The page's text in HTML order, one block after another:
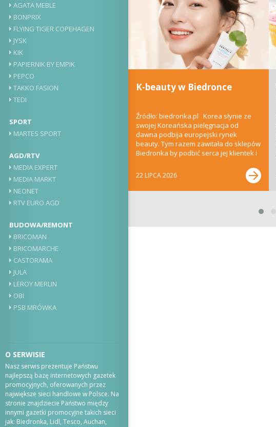
AGATA MEBLE
BONPRIX
FLYING TIGER COPEHAGEN
JYSK
KIK
PAPIERNIK BY EMPIK
PEPCO
TAKKO FASION
TEDI
SPORT
MARTES SPORT
AGD/RTV
MEDIA EXPERT
MEDIA MARKT
NEONET
RTV EURO AGD
BUDOWA/REMONT
BRICOMAN
BRICOMARCHE
CASTORAMA
JULA
LEROY MERLIN
OBI
PSB MRÓWKA
O SERWISIE
Nasz serwis prezentuje Państwu
najlepszą bazę internetowych gazetek
promocyjnych, oferowanych przez
największe sieci handlowe w Polsce. Na
stronie znajdziecie Państwo między
innymi gazetki promocyjne takich sieci
jak: Biedronka, Lidl, Tesco, Auchan,
K-beauty w Biedronce
Źródło: biedronka.pl Korea słynie ze
swojej Koreańska pielęgnacja od
dawna podbija europejski rynek
beauty. Tym razem zawitała do sklepów
Biedronka by podbić serca jej klientek i
22 LIPCA 2026